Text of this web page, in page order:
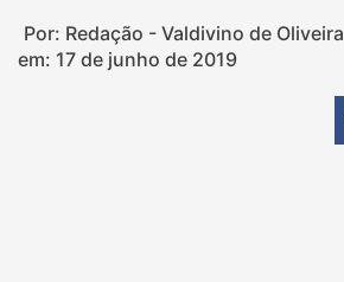
Por: Redação - Valdivino de Oliveira
em: 17 de junho de 2019